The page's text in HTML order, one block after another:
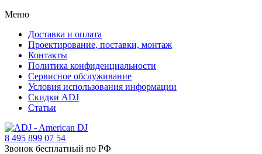
Меню
Доставка и оплата
Проектирование, поставки, монтаж
Контакты
Политика конфиденциальности
Сервисное обслуживание
Условия использования информации
Скидки ADJ
Статьи
8 495 899 07 54
Звонок бесплатный по РФ